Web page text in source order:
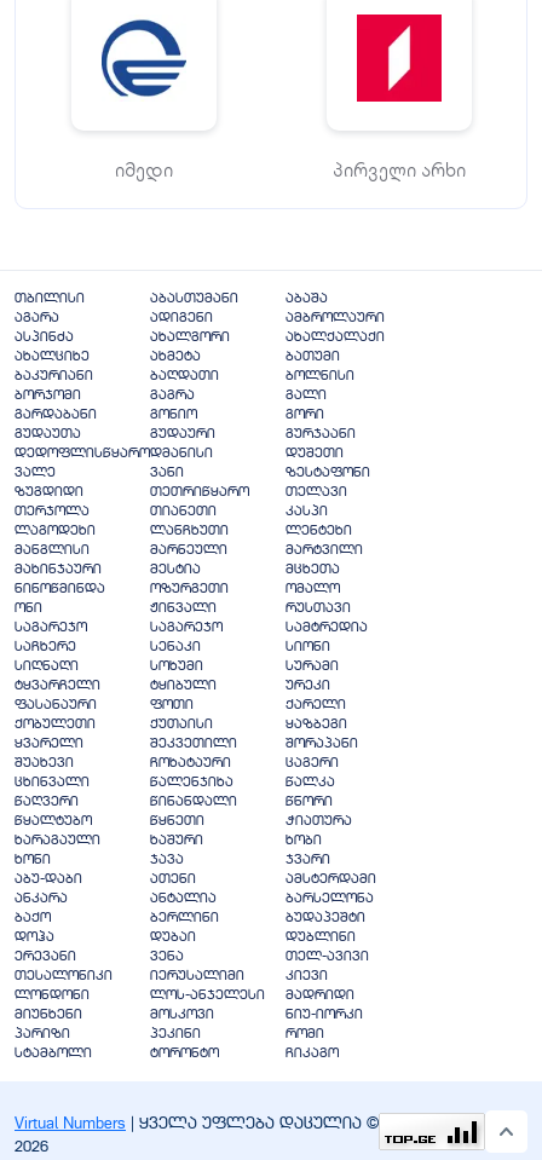
იმედი პირველი არხი
თბილისი აბასთუმანი
აბაშა
აგარა
ადიგენი
ამბროლაური
ასპინძა
ახალგორი
ახალქალაქი
ახალციხე
ახმეტა
ბათუმი
ბაკურიანი
ბაღდათი
ბოლნისი
ბორჯომი
გაგრა
გალი
გარდაბანი
გონიო
გორი
გუდაუთა
გუდაური
გურჯაანი
დედოფლისწყაროდმანისი
დუშეთი
ვალე
ვანი
ზესტაფონი
ზუგდიდი
თეთრიწყარო
თელავი
თერჯოლა
თიანეთი
კასპი
ლაგოდეხი
ლანჩხუთი
ლენტეხი
მანგლისი
მარნეული
მარტვილი
მახინჯაური
მესტია
მცხეთა
ნინოწმინდა
ოზურგეთი
ომალო
ონი
ჟინვალი
რუსთავი
საგარეჯო
საგარეჯო
სამტრედია
საჩხერე
სენაკი
სიონი
სიღნაღი
სოხუმი
სურამი
ტყვარჩელი
ტყიბული
ურეკი
ფასანაური
ფოთი
ქარელი
ქობულეთი
ქუთაისი
ყაზბეგი
ყვარელი
შეკვეთილი
შორაპანი
შუახევი
ჩოხატაური
ცაგერი
ცხინვალი
წალენჯიხა
წალკა
წაღვერი
წინანდალი
წნორი
წყალტუბო
წყნეთი
ჭიათურა
ხარაგაული
ხაშური
ხობი
ხონი
ჯავა
ჯვარი
აბუ-დაბი
ათენი
ამსტერდამი
ანკარა
ანტალია
ბარსელონა
ბაქო
ბერლინი
ბუდაპეშტი
დოჰა
დუბაი
დუბლინი
ერევანი
ვენა
თელ-ავივი
თესალონიკი
იერუსალიმი
კიევი
ლონდონი
ლოს-ანჯელესი
მადრიდი
მიუნხენი
მოსკოვი
ნიუ-იორკი
პარიზი
პეკინი
რომი
სტამბოლი
ტორონტო ჩიკაგო
Virtual Numbers | ყველა უფლება დაცულია ©
2026